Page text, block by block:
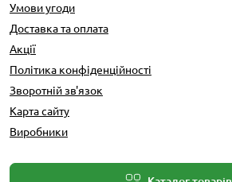
Умови угоди
Доставка та оплата
Акції
Політика конфіденційності
Зворотній зв'язок
Карта сайту
Виробники